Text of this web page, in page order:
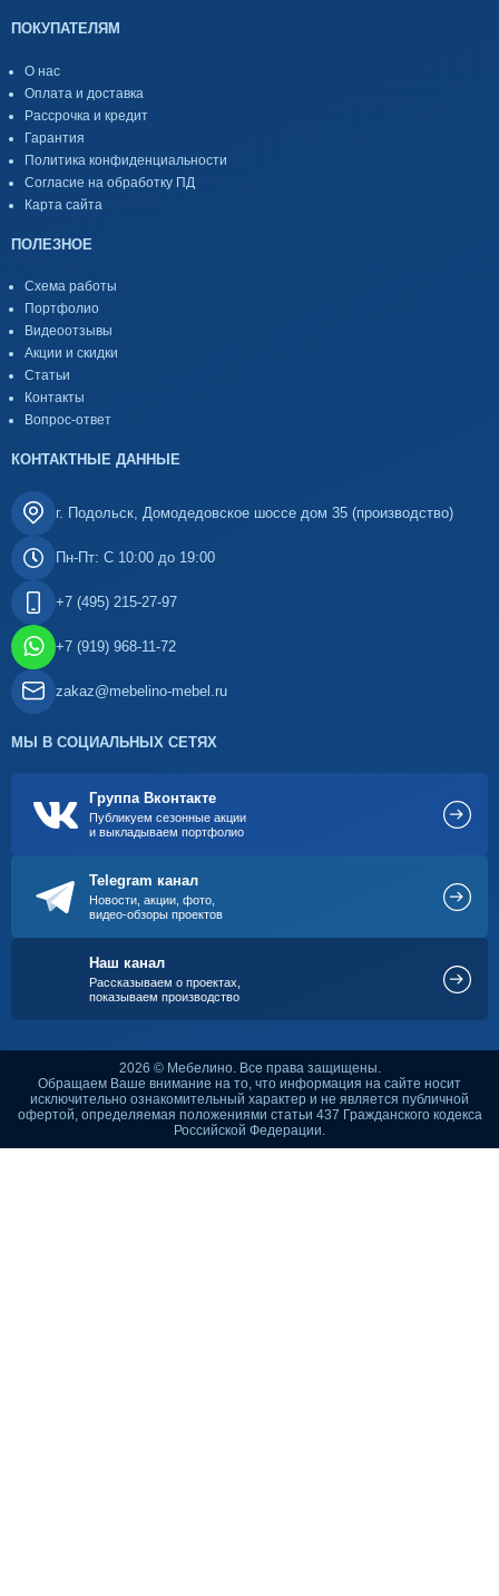
ПОКУПАТЕЛЯМ
О нас
Оплата и доставка
Рассрочка и кредит
Гарантия
Политика конфиденциальности
Согласие на обработку ПД
Карта сайта
ПОЛЕЗНОЕ
Схема работы
Портфолио
Видеоотзывы
Акции и скидки
Статьи
Контакты
Вопрос-ответ
КОНТАКТНЫЕ ДАННЫЕ
г. Подольск, Домодедовское шоссе дом 35 (производство)
Пн-Пт: С 10:00 до 19:00
+7 (495) 215-27-97
+7 (919) 968-11-72
zakaz@mebelino-mebel.ru
МЫ В СОЦИАЛЬНЫХ СЕТЯХ
Группа Вконтакте
Публикуем сезонные акции
и выкладываем портфолио
Telegram канал
Новости, акции, фото,
видео-обзоры проектов
Наш канал
Рассказываем о проектах,
показываем производство
2026 © Мебелино. Все права защищены.
Обращаем Ваше внимание на то, что информация на сайте носит
исключительно ознакомительный характер и не является публичной
офертой, определяемая положениями статьи 437 Гражданского кодекса
Российской Федерации.